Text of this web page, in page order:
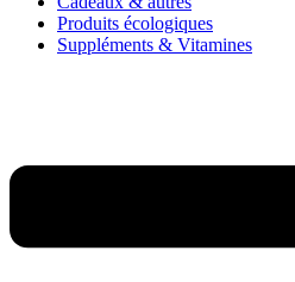
Produits écologiques
Suppléments & Vitamines